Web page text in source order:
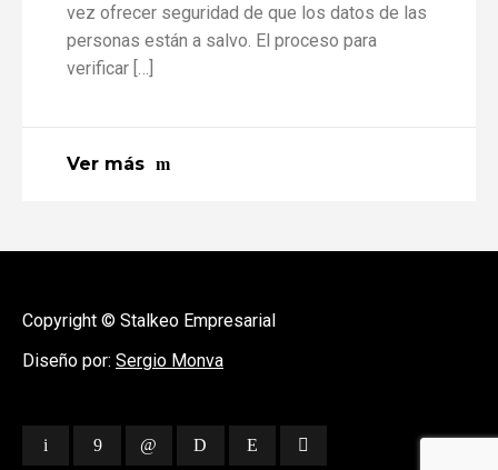
vez ofrecer seguridad de que los datos de las
personas están a salvo. El proceso para
verificar […]
Ver más
Copyright © Stalkeo Empresarial
Diseño por: Sergio Monva